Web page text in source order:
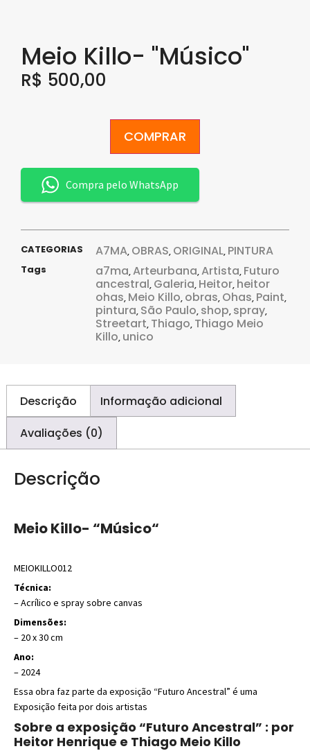
Meio Killo- "Músico"
R$ 500,00
COMPRAR
Compra pelo WhatsApp
CATEGORIAS A7MA, OBRAS, ORIGINAL, PINTURA
Tags a7ma,Arteurbana,Artista, Futuro
ancestral, Galeria, Heitor, heitor
ohas, Meio Killo, obras, Ohas, Paint,
pintura, São Paulo, shop, spray,
Streetart, Thiago, Thiago Meio
Killo, unico
Descrição Informação adicional
Avaliações (0)
Descrição
Meio Killo- “Músico“
MEIOKILLO012
Técnica:
–Acrílico e spray sobre canvas
Dimensões:
– 20x 30 cm
Ano:
– 2024
Essa obra faz parte da exposição “Futuro Ancestral” é uma
Exposição feita por dois artistas
Sobre a exposição “Futuro Ancestral” : por
Heitor Henrique e Thiago Meio Killo